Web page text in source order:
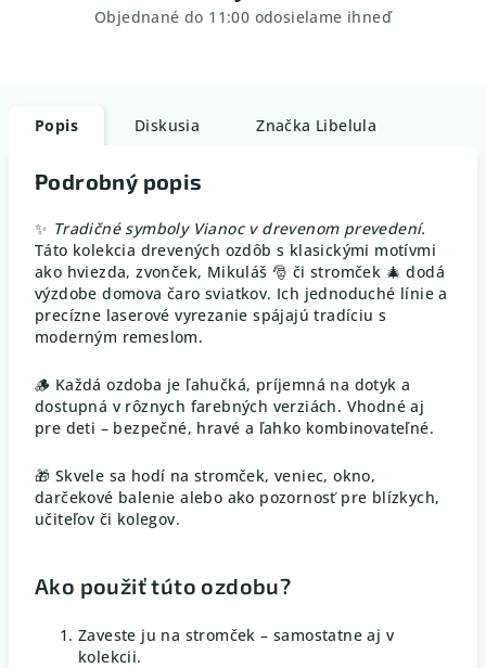
Objednané do 11:00 odosielame ihneď
Popis Diskusia Značka Libelula
Podrobný popis
✨ Tradičné symboly Vianoc v drevenom prevedení.
Táto kolekcia drevených ozdôb s klasickými motívmi
ako hviezda, zvonček, Mikuláš 🎅 či stromček 🎄 dodá
výzdobe domova čaro sviatkov. Ich jednoduché línie a
precízne laserové vyrezanie spájajú tradíciu s
moderným remeslom.
🪵 Každá ozdoba je ľahučká, príjemná na dotyk a
dostupná v rôznych farebných verziách. Vhodné aj
pre deti – bezpečné, hravé a ľahko kombinovateľné.
🎁 Skvele sa hodí na stromček, veniec, okno,
darčekové balenie alebo ako pozornosť pre blízkych,
učiteľov či kolegov.
Ako použiť túto ozdobu?
Zaveste ju na stromček – samostatne aj v
kolekcii.